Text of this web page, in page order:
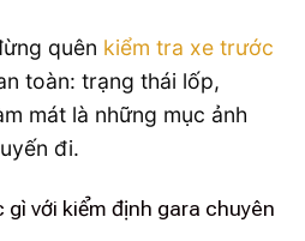
quên kiểm tra xe trước
toàn: trạng thái lốp,
mát là những mục ảnh
đi.
với kiểm định gara chuyên